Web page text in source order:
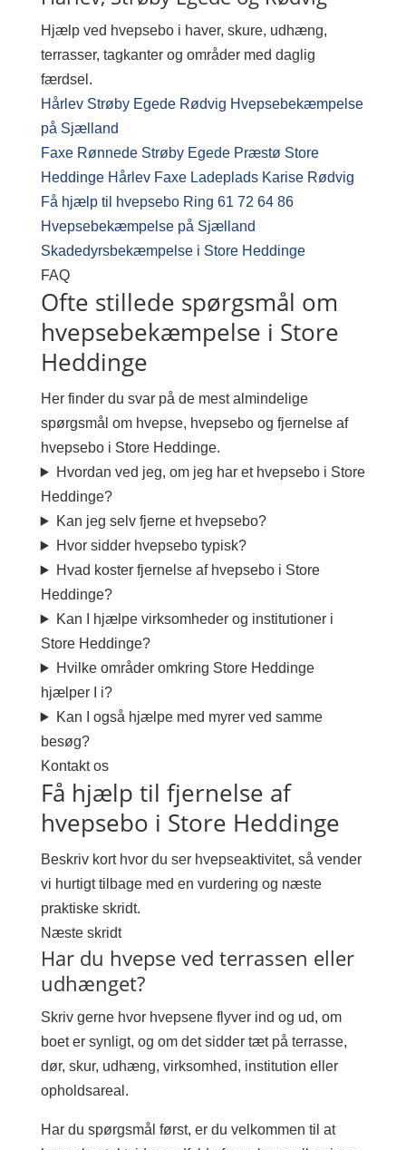
Hjælp ved hvepsebo i haver, skure, udhæng,
terrasser, tagkanter og områder med daglig
færdsel.
Hårlev Strøby Egede Rødvig Hvepsebekæmpelse
på Sjælland
Faxe Rønnede Strøby Egede Præstø Store
Heddinge Hårlev Faxe Ladeplads Karise Rødvig
Få hjælp til hvepsebo Ring 61 72 64 86
Hvepsebekæmpelse på Sjælland
Skadedyrsbekæmpelse i Store Heddinge
FAQ
Ofte stillede spørgsmål om
hvepsebekæmpelse i Store
Heddinge
Her finder du svar på de mest almindelige
spørgsmål om hvepse, hvepsebo og fjernelse af
hvepsebo i Store Heddinge.
Hvordan ved jeg, om jeg har et hvepsebo i Store
Heddinge?
Kan jeg selv fjerne et hvepsebo?
Hvor sidder hvepsebo typisk?
Hvad koster fjernelse af hvepsebo i Store
Heddinge?
Kan I hjælpe virksomheder og institutioner i
Store Heddinge?
Hvilke områder omkring Store Heddinge
hjælper I i?
Kan I også hjælpe med myrer ved samme
besøg?
Kontakt os
Få hjælp til fjernelse af
hvepsebo i Store Heddinge
Beskriv kort hvor du ser hvepseaktivitet, så vender
vi hurtigt tilbage med en vurdering og næste
praktiske skridt.
Næste skridt
Har du hvepse ved terrassen eller
udhænget?
Skriv gerne hvor hvepsene flyver ind og ud, om
boet er synligt, og om det sidder tæt på terrasse,
dør, skur, udhæng, virksomhed, institution eller
opholdsareal.
Har du spørgsmål først, er du velkommen til at